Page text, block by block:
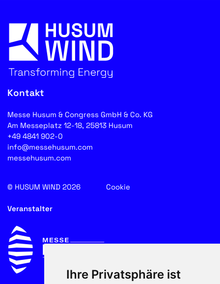
Ihre Privatsphäre ist
Kontakt
Messe Husum & Congress GmbH & Co. KG
Am Messeplatz 12-18, 25813 Husum
+49 4841 902-0
info@messehusum.com
messehusum.com
© HUSUM WIND 2026 Cookie
Veranstalter